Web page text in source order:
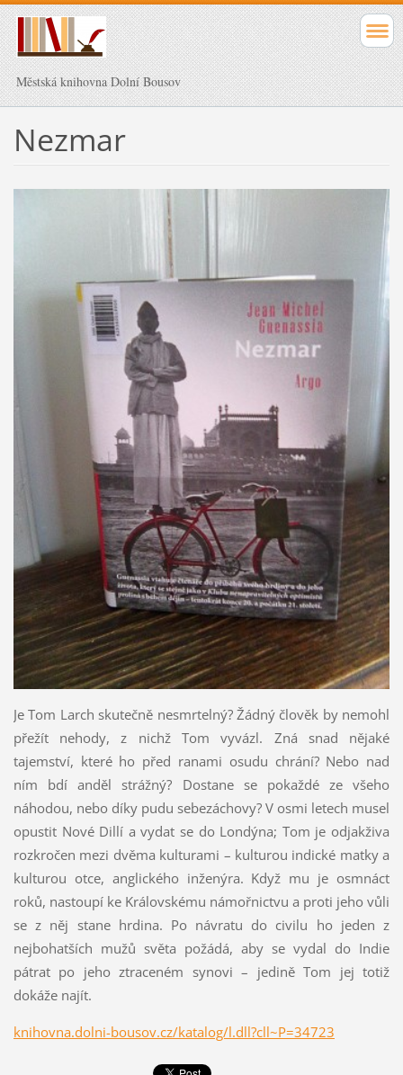
Městská knihovna Dolní Bousov
Nezmar
Je Tom Larch skutečně nesmrtelný? Žádný člověk by nemohl
přežít nehody, z nichž Tom vyvázl. Zná snad nějaké
tajemství, které ho před ranami osudu chrání? Nebo nad
ním bdí anděl strážný? Dostane se pokaždé ze všeho
náhodou, nebo díky pudu sebezáchovy? V osmi letech musel
opustit Nové Dillí a vydat se do Londýna; Tom je odjakživa
rozkročen mezi dvěma kulturami – kulturou indické matky a
kulturou otce, anglického inženýra. Když mu je osmnáct
roků, nastoupí ke Královskému námořnictvu a proti jeho vůli
se z něj stane hrdina. Po návratu do civilu ho jeden z
nejbohatších mužů světa požádá, aby se vydal do Indie
pátrat po jeho ztraceném synovi – jedině Tom jej totiž
dokáže najít.
knihovna.dolni-bousov.cz/katalog/l.dll?cll~P=34723